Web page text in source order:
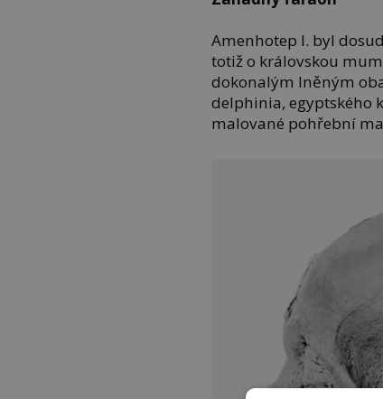
Amenhotep I. byl
totiž o královskou
dokonalým lněným
delphinia, egyptského
malované pohřební